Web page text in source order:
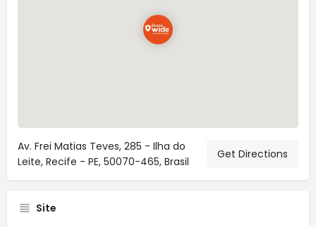
Av. Frei Matias Teves, 285 - Ilha do
Leite, Recife - PE, 50070-465, Brasil
Get Directions
Site